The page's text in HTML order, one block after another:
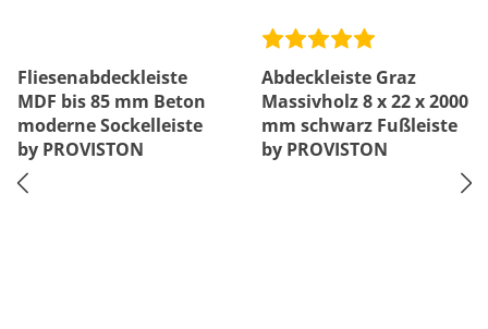
Fliesenabdeckleiste
MDF bis 85 mm Beton
moderne Sockelleiste
by PROVISTON
Abdeckleiste Graz
Massivholz 8 x 22 x 2000
mm schwarz Fußleiste
by PROVISTON